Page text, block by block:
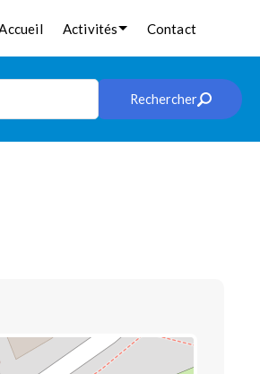
Accueil Activités Contact
Rechercher